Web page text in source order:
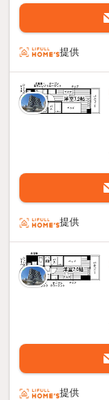
提供
提供
提供